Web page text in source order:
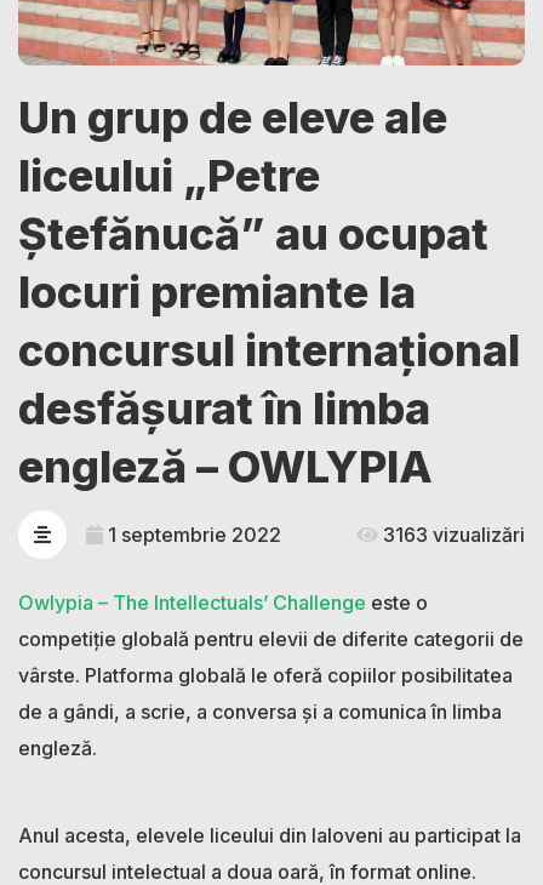
Un grup de eleve ale
liceului „Petre
Ștefănucă” au ocupat
locuri premiante la
concursul internațional
desfășurat în limba
engleză – OWLYPIA
1 septembrie 2022 3163 vizualizări
Owlypia – The Intellectuals’ Challenge este o
competiție globală pentru elevii de diferite categorii de
vârste. Platforma globală le oferă copiilor posibilitatea
de a gândi, a scrie, a conversa și a comunica în limba
engleză.
Anul acesta, elevele liceului din Ialoveni au participat la
concursul intelectual a doua oară, în format online.